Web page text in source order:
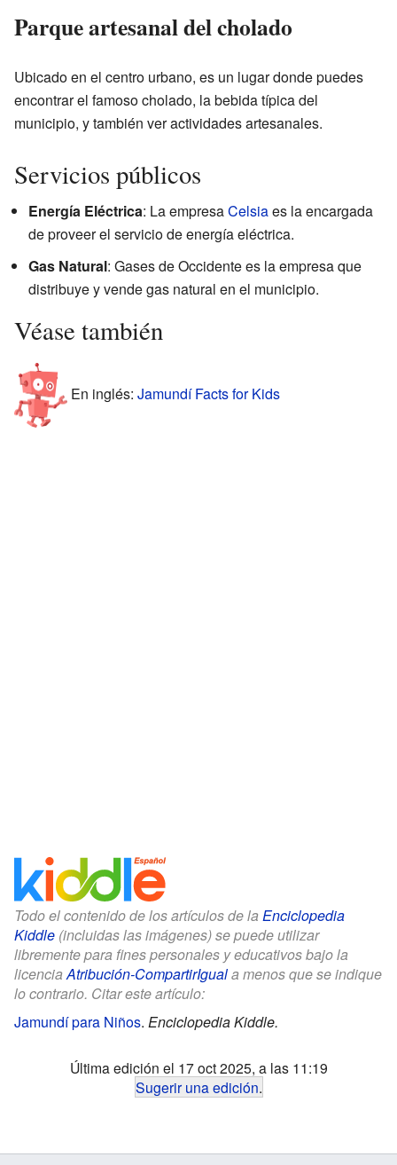
Parque artesanal del cholado
Ubicado en el centro urbano, es un lugar donde puedes
encontrar el famoso cholado, la bebida típica del
municipio, y también ver actividades artesanales.
Servicios públicos
Energía Eléctrica: La empresaCelsiaes la encargada
de proveer el servicio de energía eléctrica.
Gas Natural: Gases de Occidente es la empresa que
distribuye y vende gas natural en el municipio.
Véase también
En inglés: Jamundí Facts for Kids
Todo el contenido de los artículos de la Enciclopedia
Kiddle (incluidas las imágenes) se puede utilizar
libremente para fines personales y educativos bajo la
licenciaAtribución-CompartirIguala menos que se indique
lo contrario. Citar este artículo:
Jamundí para Niños. Enciclopedia Kiddle.
Última edición el 17 oct 2025, a las 11:19
Sugerir una edición.